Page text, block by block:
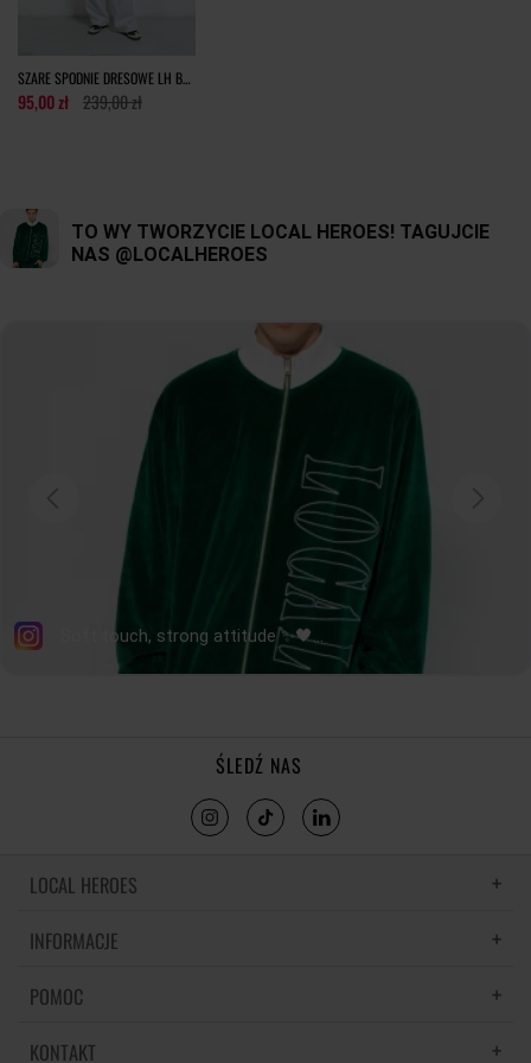
SZARE SPODNIE DRESOWE LH BASIC
95,00 zł 239,00 zł
ŚLEDŹ NAS
LOCAL HEROES
LH MEMORIES
INFORMACJE
POLITYKA PRYWATNOŚCI
REGULAMINY PROMOCJI
POMOC
CZĘSTE PYTANIA
KONTAKT